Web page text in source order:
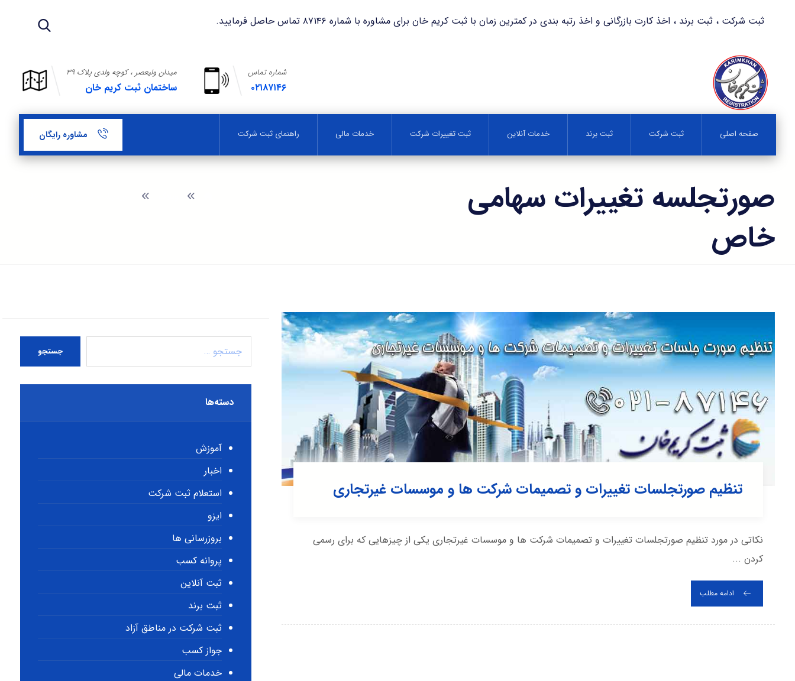
ثبت شرکت ، ثبت برند ، اخذ کارت بازرگانی و اخذ رتبه بندی در کمترین زمان با ثبت کریم خان برای مشاوره با شماره ۸۷۱۴۶ تماس حاصل فرمایید.
میدان ولیعصر ، کوچه ولدی پلاک ۳۹
ساختمان ثبت کریم خان
شماره تماس
۰۲۱۸۷۱۴۶
صفحه اصلی ثبت شرکت ثبت برند خدمات آنلاین ثبت تغییرات شرکت خدمات مالی راهنمای ثبت شرکت مشاوره رایگان
صورتجلسه تغییرات سهامی
خاص
تنظیم صورتجلسات تغییرات و تصمیمات شرکت ها و موسسات غیرتجاری
نکاتی در مورد تنظیم صورتجلسات تغییرات و تصمیمات شرکت ها و موسسات غیرتجاری یکی از چیزهایی که برای رسمی
کردن ...
ادامه مطلب
جستجو
دسته‌ها
آموزش
اخبار
استعلام ثبت شرکت
ایزو
بروزرسانی ها
پروانه کسب
ثبت آنلاین
ثبت برند
ثبت شرکت در مناطق آزاد
جواز کسب
خدمات مالی